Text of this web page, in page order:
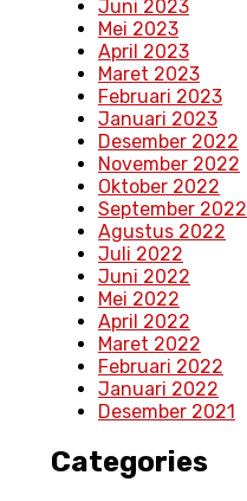
Juni 2023
Mei 2023
April 2023
Maret 2023
Februari 2023
Januari 2023
Desember 2022
November 2022
Oktober 2022
September 2022
Agustus 2022
Juli 2022
Juni 2022
Mei 2022
April 2022
Maret 2022
Februari 2022
Januari 2022
Desember 2021
Categories